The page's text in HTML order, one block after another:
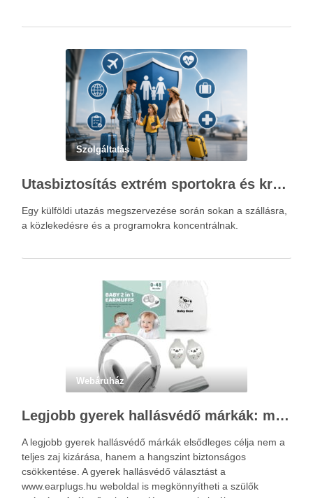
Szolgáltatás
Utasbiztosítás extrém sportokra és krónikus betegségek esetén: mire figyelj utazás előtt?
Egy külföldi utazás megszervezése során sokan a szállásra,
a közlekedésre és a programokra koncentrálnak.
Webáruház
Legjobb gyerek hallásvédő márkák: mire figyeljenek a szülők választáskor?
A legjobb gyerek hallásvédő márkák elsődleges célja nem a
teljes zaj kizárása, hanem a hangszint biztonságos
csökkentése. A gyerek hallásvédő választást a
www.earplugs.hu weboldal is megkönnyítheti a szülők